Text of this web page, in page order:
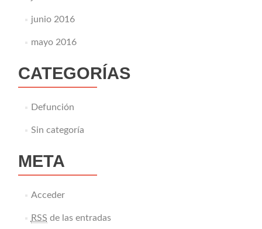
junio 2016
mayo 2016
CATEGORÍAS
Defunción
Sin categoría
META
Acceder
RSS de las entradas